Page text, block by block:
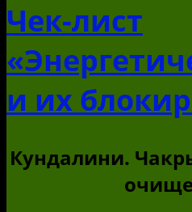
Чек-лист
и их
Кундалини.